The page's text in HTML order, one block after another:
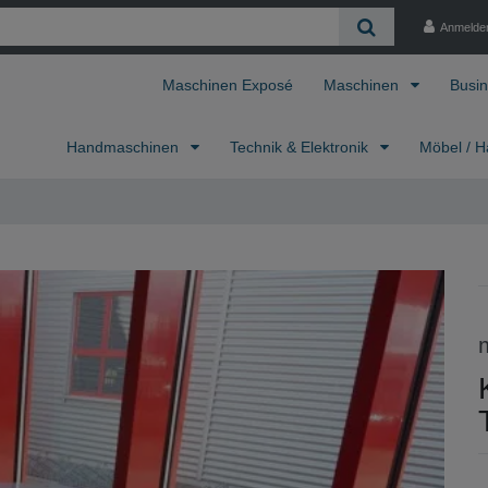
Maschinen Exposé Maschinen
Handmaschinen Technik & Elektronik Möbel /